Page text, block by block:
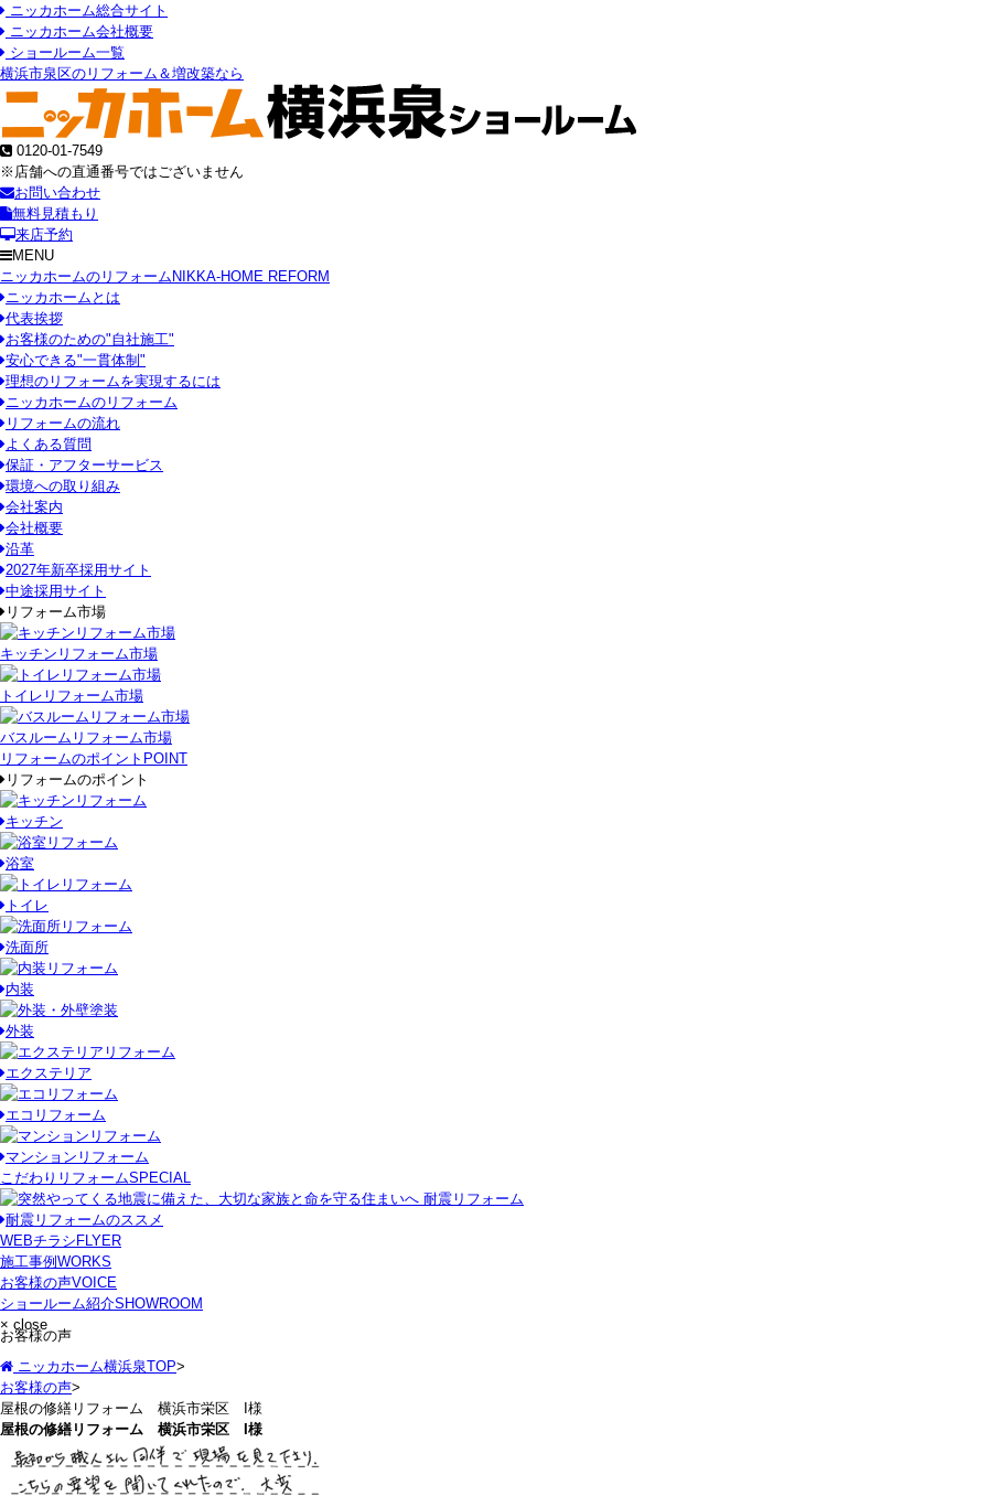
ニッカホーム総合サイト
ニッカホーム会社概要
ショールーム一覧
横浜市泉区のリフォーム＆増改築なら
0120-01-7549
※店舗への直通番号ではございません
お問い合わせ
無料見積もり
来店予約
MENU
ニッカホームのリフォーム NIKKA-HOME REFORM
ニッカホームとは
代表挨拶
お客様のための"自社施工"
安心できる"一貫体制"
理想のリフォームを実現するには
ニッカホームのリフォーム
リフォームの流れ
よくある質問
保証・アフターサービス
環境への取り組み
会社案内
会社概要
沿革
2027年新卒採用サイト
中途採用サイト
リフォーム市場
キッチンリフォーム市場
トイレリフォーム市場
バスルームリフォーム市場
リフォームのポイント POINT
リフォームのポイント
キッチン
浴室
トイレ
洗面所
内装
外装
エクステリア
エコリフォーム
マンションリフォーム
こだわりリフォームSPECIAL
耐震リフォームのススメ
WEBチラシ FLYER
施工事例 WORKS
お客様の声VOICE
ショールーム紹介SHOWROOM
× close
お客様の声
ニッカホーム横浜泉TOP>
お客様の声>
屋根の修繕リフォーム 横浜市栄区 I様
屋根の修繕リフォーム 横浜市栄区 I様